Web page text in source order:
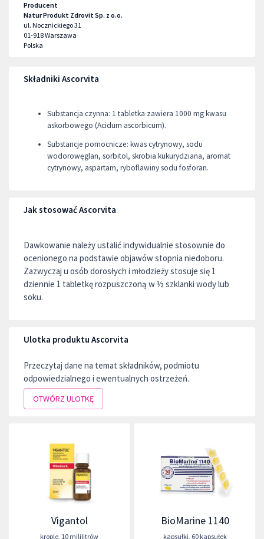
Producent
Natur Produkt Zdrovit Sp. z o.o.
ul. Nocznickiego 31
01-918Warszawa
Polska
Składniki Ascorvita
Substancja czynna: 1 tabletka zawiera 1000 mg kwasu
askorbowego (Acidum ascorbicum).
Substancje pomocnicze: kwas cytrynowy, sodu
wodorowęglan, sorbitol, skrobia kukurydziana, aromat
cytrynowy, aspartam, ryboflawiny sodu fosforan.
Jak stosować Ascorvita
Dawkowanie należy ustalić indywidualnie stosownie do
ocenionego na podstawie objawów stopnia niedoboru.
Zazwyczaj u osób dorosłych i młodzieży stosuje się 1
dziennie 1 tabletkę rozpuszczoną w ½ szklanki wody lub
soku.
Ulotka produktu Ascorvita
Przeczytaj dane na temat składników, podmiotu
odpowiedzialnego i ewentualnych ostrzeżeń.
OTWÓRZ ULOTKĘ
Vigantol
krople, 10 mililitrów
BioMarine 1140
kapsułki, 60 kapsułek